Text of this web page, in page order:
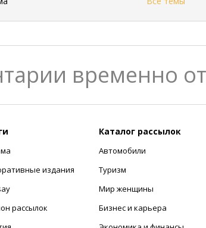
временно
издания
рассылок
Каталог рассылок
Автомобили
Туризм
Мир женщины
Бизнес и карьера